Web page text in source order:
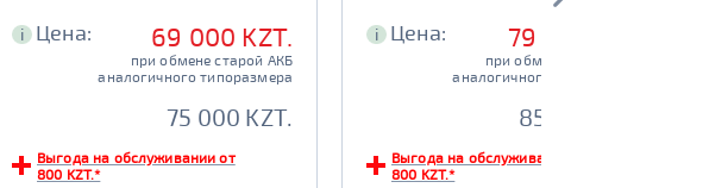
i Цена: 69 000 KZT.
при обмене старой АКБ
аналогичного типоразмера
75 000 KZT.
Выгода на обслуживании от
800 KZT.*
i Цена: 79 000 KZT.
при обмене старой АКБ
аналогичного типоразмера
85 000 KZT.
Выгода на обслуживании от
800 KZT.*